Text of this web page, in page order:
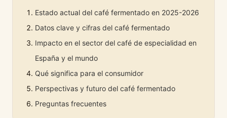
Estado actual del café fermentado en 2025-2026
Datos clave y cifras del café fermentado
Impacto en el sector del café de especialidad en
España y el mundo
Qué significa para el consumidor
Perspectivas y futuro del café fermentado
Preguntas frecuentes